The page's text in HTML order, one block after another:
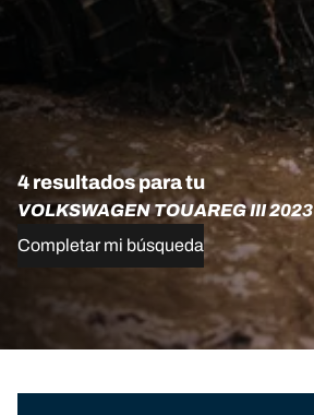
4 resultados para tu
VOLKSWAGEN TOUAREG III 2023
Completar mi búsqueda